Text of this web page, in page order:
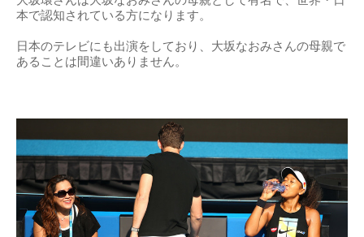
本で認知されている方になります。
日本のテレビにも出演をしており、大坂なおみさんの母親で
あることは間違いありません。